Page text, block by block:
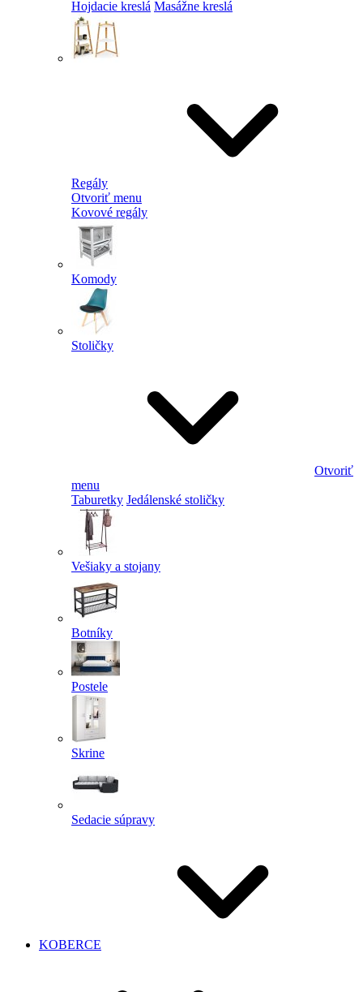
Hojdacie kreslá Masážne kreslá
Regály
Otvoriť menu
Kovové regály
Komody
Stoličky
Otvoriť
menu
Taburetky Jedálenské stoličky
Vešiaky a stojany
Botníky
Postele
Skrine
Sedacie súpravy
KOBERCE